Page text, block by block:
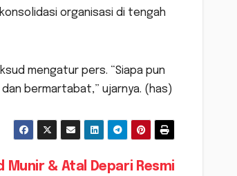
organisasi di tengah
mengatur pers. “Siapa pun
bermartabat,” ujarnya. (has)
Munir & Atal Depari Resmi